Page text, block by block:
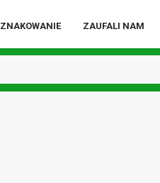
ZNAKOWANIE ZAUFALI NAM